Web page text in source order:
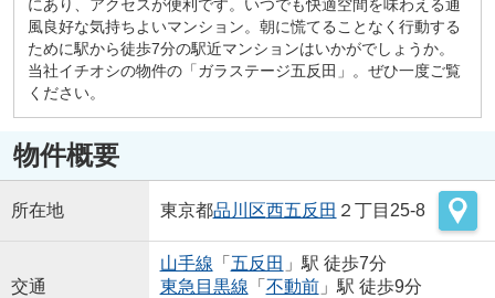
にあり、アクセスが便利です。いつでも快適空間を味わえる通
風良好な気持ちよいマンション。朝に慌てることなく行動する
ために駅から徒歩7分の駅近マンションはいかがでしょうか。
当社イチオシの物件の「ガラステージ五反田」。ぜひ一度ご覧
ください。
物件概要
所在地 東京都品川区西五反田 ２丁目25-8
交通
山手線 「 五反田 」駅 徒歩7分
東急目黒線 「 不動前」駅 徒歩9分